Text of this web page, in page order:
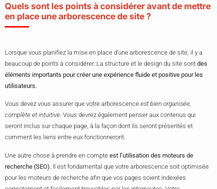
Quels sont les points à considérer avant de mettre
en place une arborescence de site ?
Lorsque vous planifiez la mise en place d’une arborescence de site, il y a
beaucoup de points à considérer. La structure et le design du site sont des
éléments importants pour créer une expérience fluide et positive pour les
utilisateurs.
Vous devez vous assurer que votre arborescence est bien organisée,
complète et intuitive. Vous devrez également penser aux contenus qui
seront inclus sur chaque page, à la façon dont ils seront présentés et
comment les liens entre eux fonctionneront.
Une autre chose à prendre en compte est l’utilisation des moteurs de
recherche (SEO). Il est fondamental que votre arborescence soit optimisée
pour les moteurs de recherche afin que vos pages soient indexées